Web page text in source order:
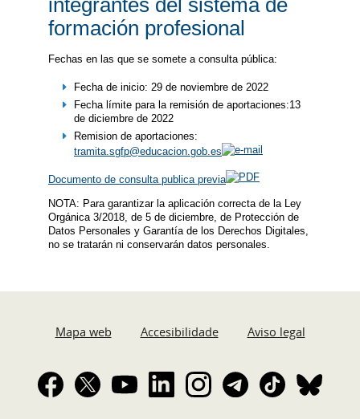
integrantes del sistema de
formación profesional
Fechas en las que se somete a consulta pública:
Fecha de inicio: 29 de noviembre de 2022
Fecha límite para la remisión de aportaciones:13
de diciembre de 2022
Remision de aportaciones:
tramita.sgfp@educacion.gob.es
Documento de consulta publica previa
NOTA: Para garantizar la aplicación correcta de la Ley
Orgánica 3/2018, de 5 de diciembre, de Protección de
Datos Personales y Garantía de los Derechos Digitales,
no se tratarán ni conservarán datos personales.
Mapa web Accesibilidade Aviso legal